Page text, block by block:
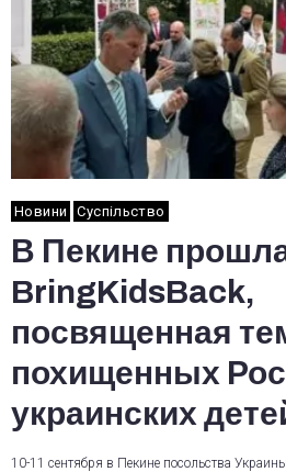
Новини Суспільство
В Пекине
BringKidsBack,
посвященная
похищенных
украинских
10-11 сентября в Пекине посольства